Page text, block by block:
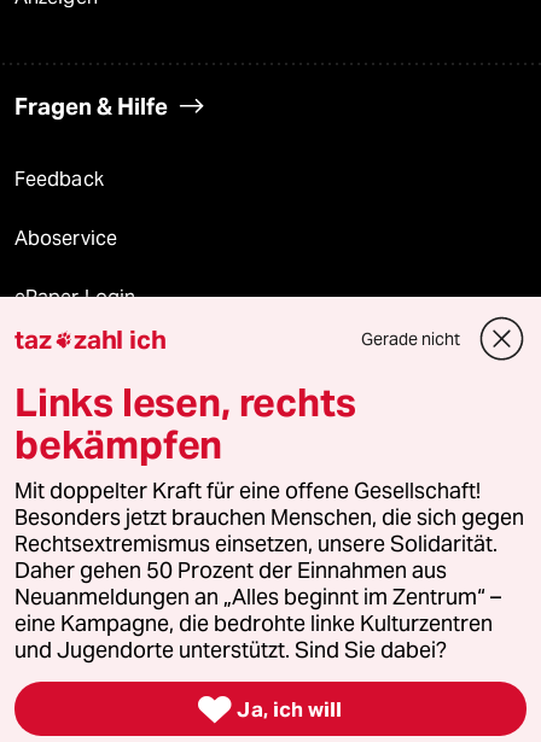
Fragen & Hilfe
Feedback
Aboservice
ePaper Login
Downloads für Abonnierende
© 2026 taz Verlags und Vertriebs GmbH
Alle Rechte vorbehalten. Bei rechtlichen Fragen oder für Genehmigungen
wenden Sie sich bitte an
lizenzen@taz.de
Feedback Redaktionsstatut Kommune-Richtlinien
Leitlinie Informant Datenschutz Impressum AGB
Seitenwende Einwilligungen widerrufen (Ads)
taz zahl ich Gerade nicht
Links lesen, rechts
bekämpfen
Mit doppelter Kraft für eine offene Gesellschaft!
Besonders jetzt brauchen Menschen, die sich gegen
Rechtsextremismus einsetzen, unsere Solidarität.
Daher gehen 50 Prozent der Einnahmen aus
Neuanmeldungen an „Alles beginnt im Zentrum“ –
eine Kampagne, die bedrohte linke Kulturzentren
und Jugendorte unterstützt. Sind Sie dabei?
 Ja, ich will